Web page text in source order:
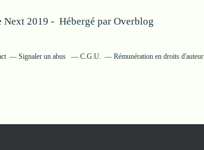
Next 2019 - Hébergé par Overblog
Signaler un abus C.G.U. Rémunération en droits d'auteur